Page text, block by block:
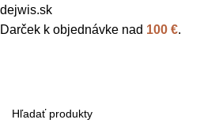
dejwis.sk
Darček k objednávke nad 100 €.